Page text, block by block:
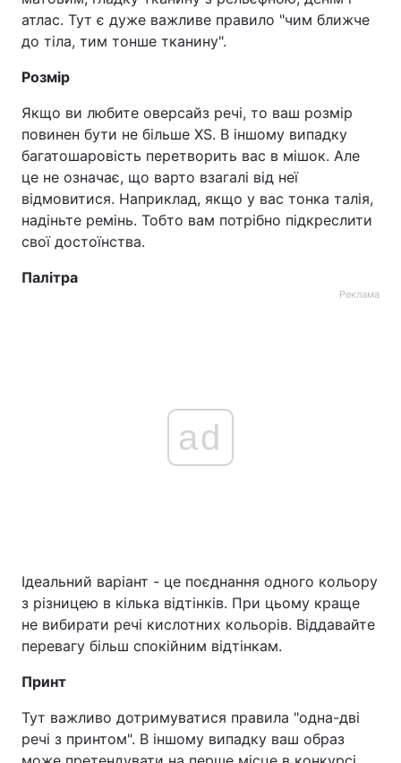
Тема оформлення
атлас. Тут є дуже важливе правило "чим ближче
до тіла, тим тонше тканину".
Розмір
Якщо ви любите оверсайз речі, то ваш розмір
повинен бути не більше XS. В іншому випадку
багатошаровість перетворить вас в мішок. Але
це не означає, що варто взагалі від неї
відмовитися. Наприклад, якщо у вас тонка талія,
надіньте ремінь. Тобто вам потрібно підкреслити
свої достоїнства.
Палітра
Реклама
ad
Ідеальний варіант - це поєднання одного кольору
з різницею в кілька відтінків. При цьому краще
не вибирати речі кислотних кольорів. Віддавайте
перевагу більш спокійним відтінкам.
Принт
Тут важливо дотримуватися правила "одна-дві
речі з принтом". В іншому випадку ваш образ